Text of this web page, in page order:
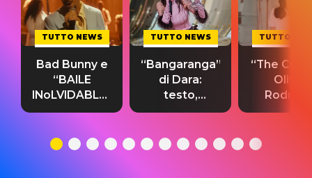
TUTTO NEWS
Bad Bunny e
“BAILE
INoLVIDABLE”:
testo,
significato
TUTTO NEWS
“Bangaranga”
di Dara:
testo,
traduzione e
del singolo
TUTTO
“The
Olivia
testo,